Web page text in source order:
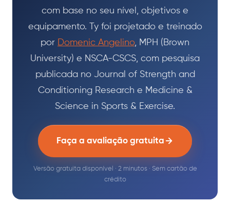
com base no seu nível, objetivos e
equipamento. Ty foi projetado e treinado
por Domenic Angelino, MPH (Brown
University) e NSCA-CSCS, com pesquisa
publicada no Journal of Strength and
Conditioning Research e Medicine &
Science in Sports & Exercise.
Faça a avaliação gratuita
Versão gratuita disponível · 2 minutos · Sem cartão de
crédito